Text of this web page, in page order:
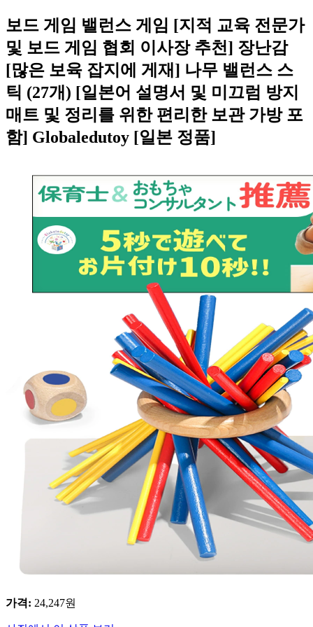
보드 게임 밸런스 게임 [지적 교육 전문가
및 보드 게임 협회 이사장 추천] 장난감
[많은 보육 잡지에 게재] 나무 밸런스 스
틱 (27개) [일본어 설명서 및 미끄럼 방지
매트 및 정리를 위한 편리한 보관 가방 포
함] Globaledutoy [일본 정품]
가격: 24,247원